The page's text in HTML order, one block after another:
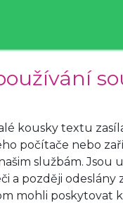
kousky textu
počítače nebo
službám. Jsou
a později odeslány
mohli poskytovat